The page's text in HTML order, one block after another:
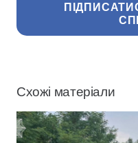
Схожі матеріали